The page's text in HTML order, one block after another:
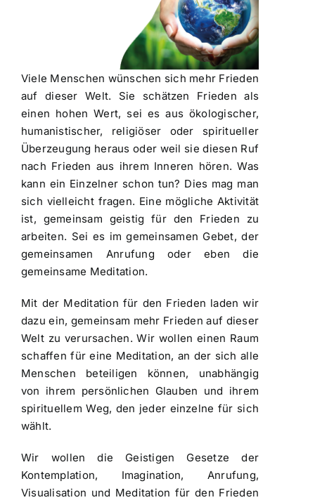
Viele Menschen wünschen sich mehr Frieden
auf dieser Welt. Sie schätzen Frieden als
einen hohen Wert, sei es aus ökologischer,
humanistischer, religiöser oder spiritueller
Überzeugung heraus oder weil sie diesen Ruf
nach Frieden aus ihrem Inneren hören. Was
kann ein Einzelner schon tun? Dies mag man
sich vielleicht fragen. Eine mögliche Aktivität
ist, gemeinsam geistig für den Frieden zu
arbeiten. Sei es im gemeinsamen Gebet, der
gemeinsamen Anrufung oder eben die
gemeinsame Meditation.
Mit der Meditation für den Frieden laden wir
dazu ein, gemeinsam mehr Frieden auf dieser
Welt zu verursachen. Wir wollen einen Raum
schaffen für eine Meditation, an der sich alle
Menschen beteiligen können, unabhängig
von ihrem persönlichen Glauben und ihrem
spirituellem Weg, den jeder einzelne für sich
wählt.
Wir wollen die Geistigen Gesetze der
Kontemplation, Imagination, Anrufung,
Visualisation und Meditation für den Frieden